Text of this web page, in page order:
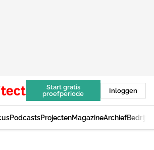
Start gratis
proefperiode
Inloggen
PodcastsProjectenMagazineArchief